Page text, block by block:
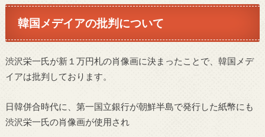
韓国メデイアの批判について
渋沢栄一氏が新１万円札の肖像画に決まったことで、韓国メデ
イアは批判しております。
日韓併合時代に、第一国立銀行が朝鮮半島で発行した紙幣にも
渋沢栄一氏の肖像画が使用され